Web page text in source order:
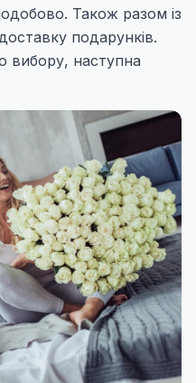
Також разом із
подарунків.
вибору, наступна